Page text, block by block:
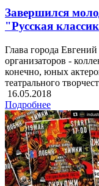
Завершился
"Русская
Глава города
организаторов -
конечно, юных
театрального
16.05.2018
Подробнее